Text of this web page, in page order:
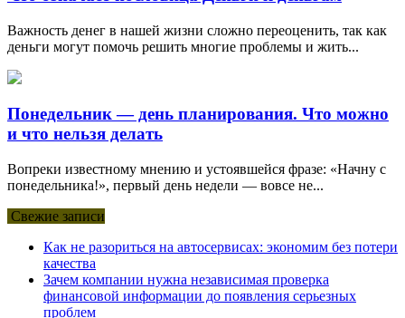
Важность денег в нашей жизни сложно переоценить, так как
деньги могут помочь решить многие проблемы и жить...
Понедельник — день планирования. Что можно
и что нельзя делать
Вопреки известному мнению и устоявшейся фразе: «Начну с
понедельника!», первый день недели — вовсе не...
Свежие записи
Как не разориться на автосервисах: экономим без потери
качества
Зачем компании нужна независимая проверка
финансовой информации до появления серьезных
проблем